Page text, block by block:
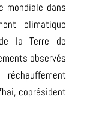
mondiale dans
climatique
la Terre de
observés
, coprésident